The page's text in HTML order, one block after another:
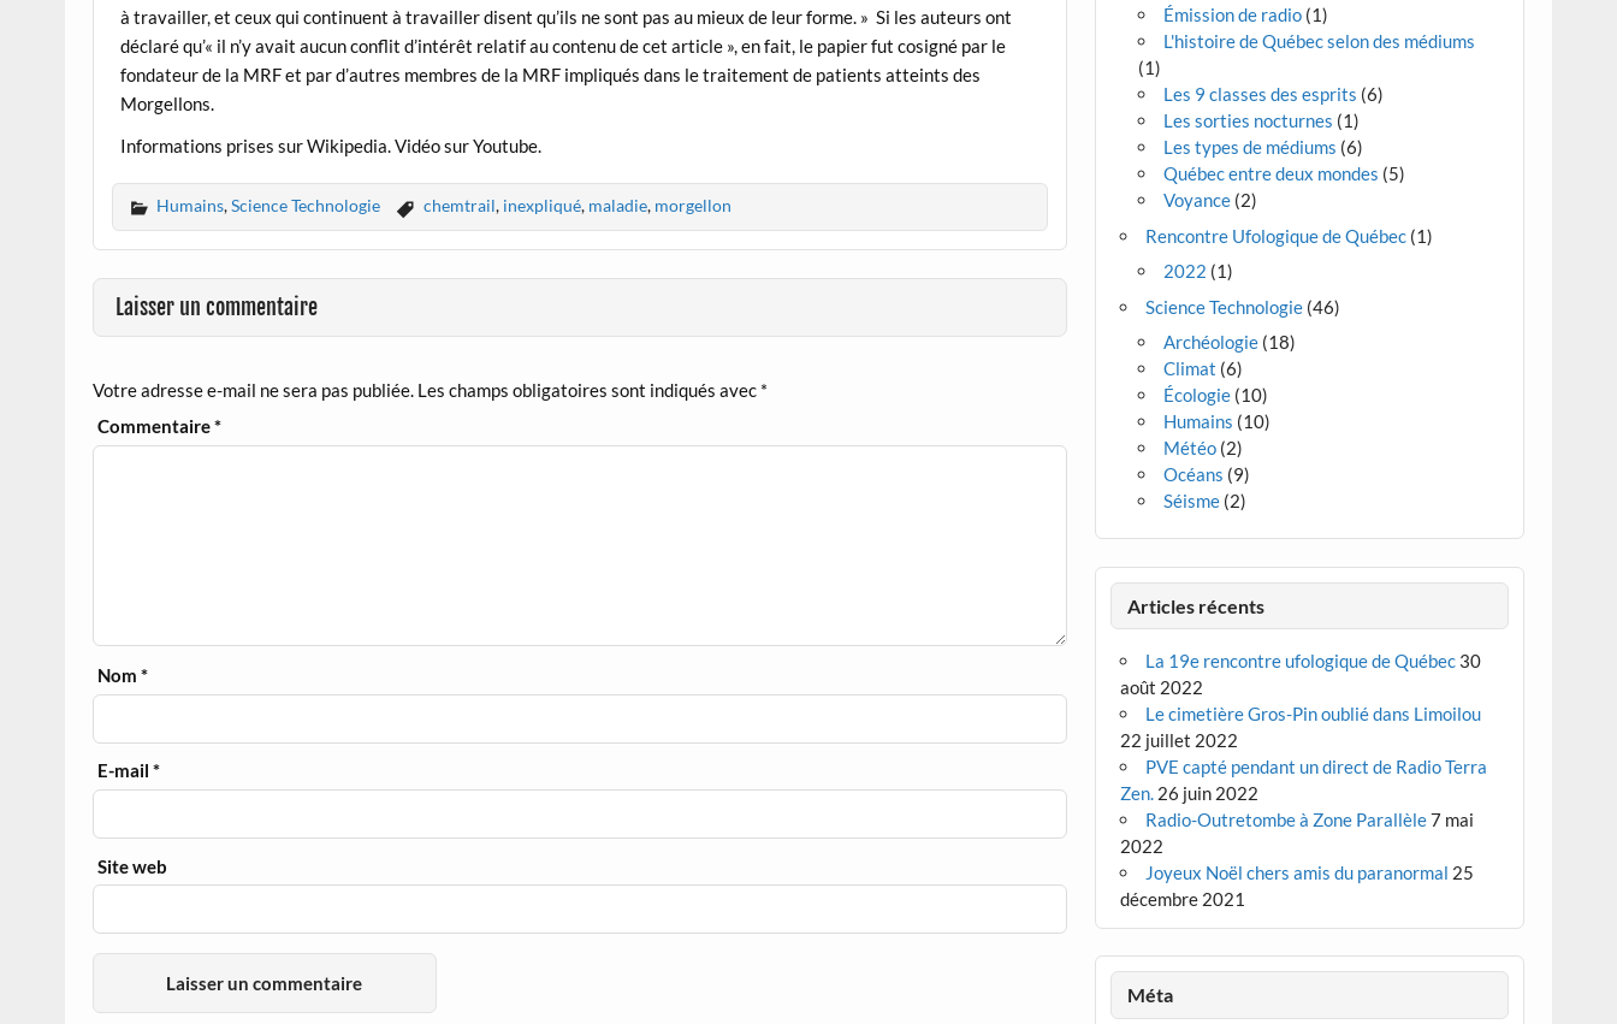
à travailler, et ceux qui continuent à travailler disent qu’ils ne sont pas au mieux de leur forme. » Si les auteurs ont
déclaré qu’« il n’y avait aucun conflit d’intérêt relatif au contenu de cet article », en fait, le papier fut cosigné par le
fondateur de la MRF et par d’autres membres de la MRF impliqués dans le traitement de patients atteints des
Morgellons.
Informations prises sur Wikipedia. Vidéo sur Youtube.
Humains,Science Technologie chemtrail, inexpliqué, maladie, morgellon
Laisser un commentaire
Votre adresse e-mail ne sera pas publiée. Les champs obligatoires sont indiqués avec *
Commentaire*
Nom*
E-mail*
Site web
Émission de radio (1)
L'histoire de Québec selon des médiums
(1)
Les 9 classes des esprits (6)
Les sorties nocturnes (1)
Les types de médiums (6)
Québec entre deux mondes (5)
Voyance (2)
Rencontre Ufologique de Québec (1)
2022 (1)
Science Technologie (46)
Archéologie (18)
Climat (6)
Écologie (10)
Humains (10)
Météo (2)
Océans (9)
Séisme (2)
Articles récents
La 19e rencontre ufologique de Québec 30
août 2022
Le cimetière Gros-Pin oublié dans Limoilou
22 juillet 2022
PVE capté pendant un direct de Radio Terra
Zen. 26 juin 2022
Radio-Outretombe à Zone Parallèle7 mai
2022
Joyeux Noël chers amis du paranormal 25
décembre 2021
Méta